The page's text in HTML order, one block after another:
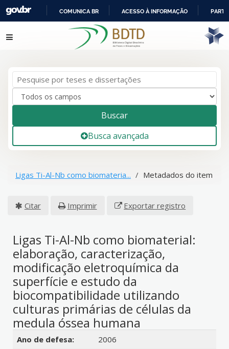
IR
PARA
COMUNICA BR ACESSO À INFORMAÇÃO
Pular para o conteúdo
Buscar
Busca avançada
Ligas Ti-Al-Nb como biomateria... Metadados do item
Citar Imprimir Exportar registro
Ligas Ti-Al-Nb como biomaterial:
elaboração, caracterização,
modificação eletroquímica da
superfície e estudo da
biocompatibilidade utilizando
culturas primárias de células da
medula óssea humana
Detalhes bibliográficos
Ano de defesa:
2006